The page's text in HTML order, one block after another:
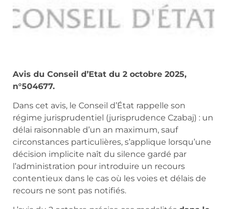
Avis du Conseil d’Etat du 2 octobre 2025,
n°504677.
Dans cet avis, le Conseil d’État rappelle son
régime jurisprudentiel (jurisprudence Czabaj) : un
délai raisonnable d’un an maximum, sauf
circonstances particulières, s’applique lorsqu’une
décision implicite naît du silence gardé par
l’administration pour introduire un recours
contentieux dans le cas où les voies et délais de
recours ne sont pas notifiés.